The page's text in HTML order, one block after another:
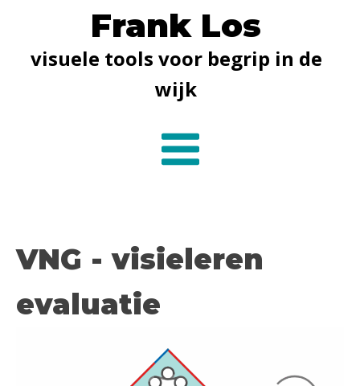
Frank Los
visuele tools voor begrip in de
wijk
VNG - visieleren
evaluatie